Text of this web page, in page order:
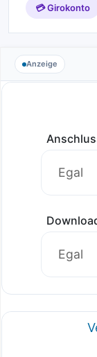
💳 Girokonto
Anzeige